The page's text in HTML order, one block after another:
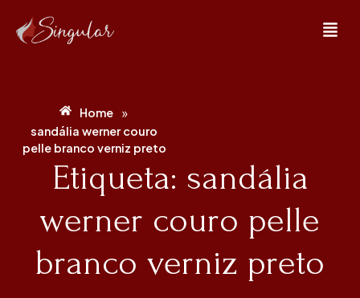
Home »
sandália werner couro
pelle branco verniz preto
Etiqueta: sandália
werner couro pelle
branco verniz preto